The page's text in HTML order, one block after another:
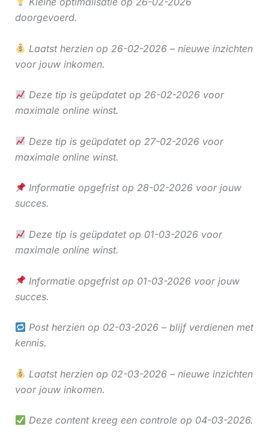
doorgevoerd.
Laatst herzien op 26-02-2026 – nieuwe inzichten
voor jouw inkomen.
Deze tip is geüpdatet op 26-02-2026 voor
maximale online winst.
Deze tip is geüpdatet op 27-02-2026 voor
maximale online winst.
Informatie opgefrist op 28-02-2026 voor jouw
succes.
Deze tip is geüpdatet op 01-03-2026 voor
maximale online winst.
Informatie opgefrist op 01-03-2026 voor jouw
succes.
Post herzien op 02-03-2026 – blijf verdienen met
kennis.
Laatst herzien op 02-03-2026 – nieuwe inzichten
voor jouw inkomen.
Deze content kreeg een controle op 04-03-2026.